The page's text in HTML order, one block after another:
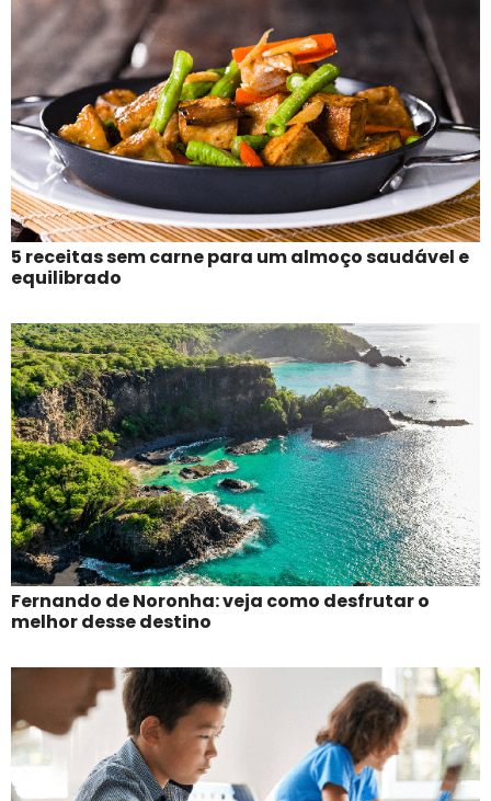
5 receitas sem carne para um almoço saudável e
equilibrado
Fernando de Noronha: veja como desfrutar o
melhor desse destino